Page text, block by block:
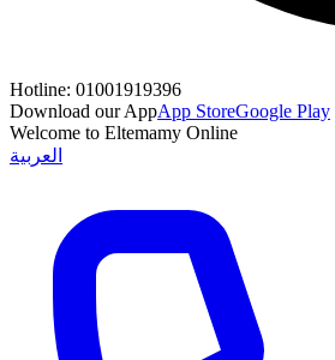
Hotline: 01001919396
Download our AppApp StoreGoogle Play
Welcome to Eltemamy Online
العربية